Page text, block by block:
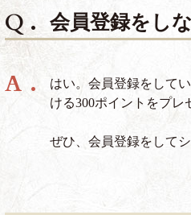
会員登録をし
はい。会員登録をして
ける300ポイントをプレ
ぜひ、会員登録をして